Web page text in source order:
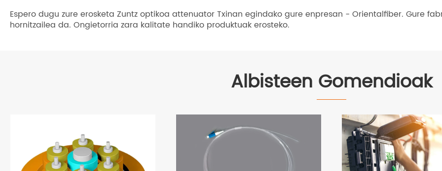
Espero dugu zure erosketa Zuntz optikoa attenuator Txinan egindako gure enpresan - Orientalfiber. Gure
hornitzailea da. Ongietorria zara kalitate handiko produktuak erosteko.
Albisteen Gomendioak